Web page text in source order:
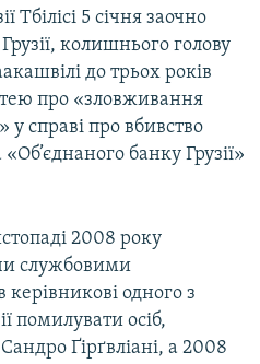
Тбілісі 5 січня заочно
колишнього голову
до трьох років
про «зловживання
справі про вбивство
банку Грузії»
2008 року
службовими
одного з
помилувати осіб,
Ґірґвліані, а 2008